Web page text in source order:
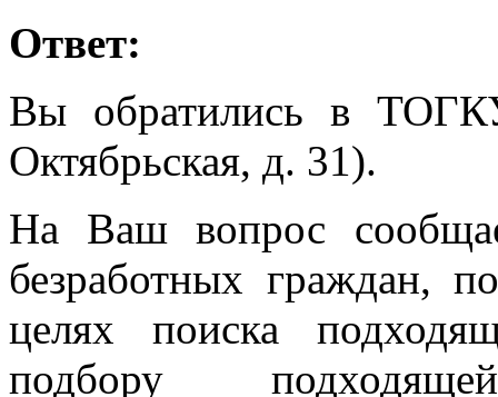
Ответ:
Вы обратились в
Октябрьская, д. 31).
На Ваш вопрос
безработных граждан,
целях поиска
подбору